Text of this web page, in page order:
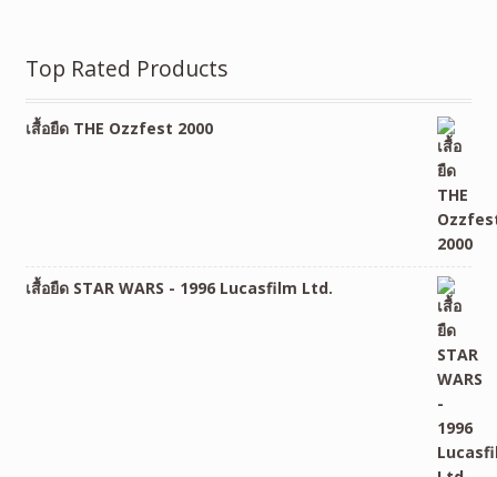
Top Rated Products
เสื้อยืด THE Ozzfest 2000
เสื้อยืด STAR WARS - 1996 Lucasfilm Ltd.